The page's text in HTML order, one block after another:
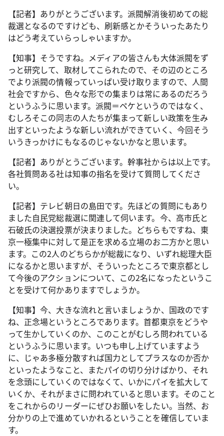
【記者】ありがとうございます。派閥解消後初めての総
裁選となるのですけども、刷新感とかそういったあたり
はどう考えていらっしゃいますか。
【知事】そうですね。メディアの皆さんも大体派閥をず
っと研究して、取材してこられたので、その辺のところ
でより派閥の情報っていっぱい受け取りますので、人間
社会ですから、色々な形での集まりは常にあるのだろう
というふうに思います。派閥＝ペケというのではなく、
むしろそこの同志の人たちが集まって新しい政策を生み
出すといったような新しい流れができていく、今回そう
いうきっかけにもなるのじゃないかなと思います。
【記者】ありがとうございます。幹事社からは以上です。
各社質問ある社は知事の指名を受けて質問してくださ
い。
【記者】テレビ朝日の島田です。先ほどの質問にもあり
ました自民党総裁選に関連して伺います。今、高市氏と
石破氏の決選投票が決まりました。どちらもですね、東
京一極集中に対して是正を求める立場のお二方かと思い
ます。この2人のどちらかが総裁になり、いずれ総理大臣
になるかと思いますが、そういったところで東京都とし
て今後のアクションについて、この2名になったというこ
とを受けて何かありますでしょうか。
【知事】今、大きな流れと言いましょうか、国政のです
ね、正念場というところであります。首都東京をどうや
って生かしていくのか、このことがむしろ問われている
というふうに思います。いつも申し上げていますよう
に、じゃあ多極分散すれば国力としてプラスなのか否か
といったようなこと、またパイの切り分けばかり、それ
を念頭にしていくのではなくて、いかにパイを拡大して
いくか、それがまさに問われていると思います。そのこと
をこれからのリーダーにぜひお願いをしたい。当然、お
分かりの上で進めていかれるということを確信していま
す。